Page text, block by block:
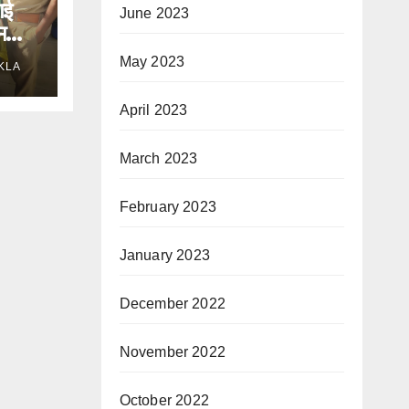
June 2023
May 2023
April 2023
March 2023
February 2023
January 2023
December 2022
November 2022
October 2022